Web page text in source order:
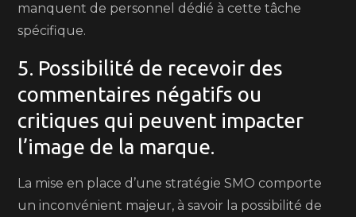
manquent de personnel dédié à cette tâche
spécifique.
5. Possibilité de recevoir des
commentaires négatifs ou
critiques qui peuvent impacter
l’image de la marque.
La mise en place d’une stratégie SMO comporte
un inconvénient majeur, à savoir la possibilité de